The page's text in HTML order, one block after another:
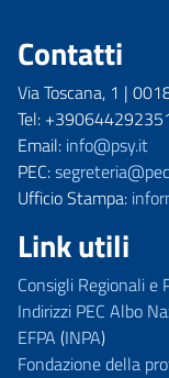
Contatti
Via Toscana, 1 |
Tel:
Email: info@psy.it
PEC:
Ufficio Stampa:
Link utili
Consigli Regionali e
Indirizzi PEC Albo
EFPA (INPA)
Fondazione della